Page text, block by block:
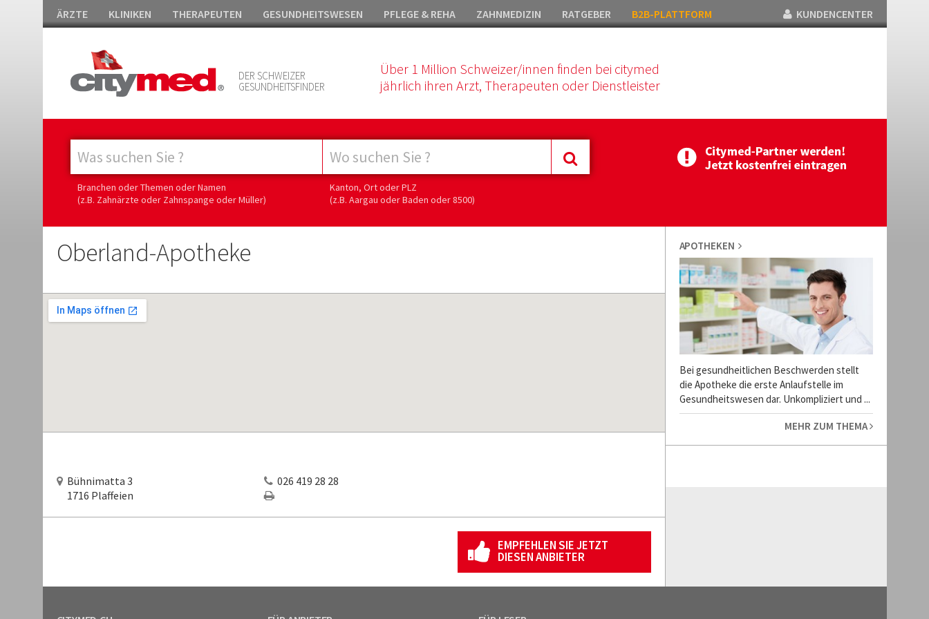
ÄRZTE KLINIKEN THERAPEUTEN GESUNDHEITSWESEN PFLEGE & REHA ZAHNMEDIZIN RATGEBER B2B-PLATTFORM KUNDENCENTER
DER SCHWEIZER
GESUNDHEITSFINDER
Über 1 Million Schweizer/innen finden bei citymed
jährlich ihren Arzt, Therapeuten oder Dienstleister
Branchen oder Themen oder Namen
(z.B. Zahnärzte oder Zahnspange oder Müller)
Kanton, Ort oder PLZ
(z.B. Aargau oder Baden oder 8500)
Oberland-Apotheke
Bühnimatta 3
1716 Plaffeien
026 419 28 28
EMPFEHLEN SIE JETZT
DIESEN ANBIETER
APOTHEKEN
Bei gesundheitlichen Beschwerden stellt
die Apotheke die erste Anlaufstelle im
Gesundheitswesen dar. Unkompliziert und ...
MEHR ZUM THEMA